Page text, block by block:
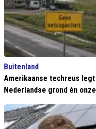
Buitenland
Amerikaanse techreus
Nederlandse grond én